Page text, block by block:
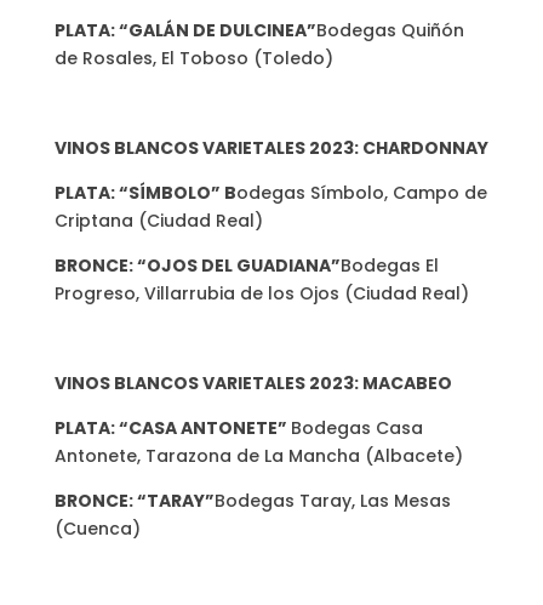
PLATA: “GALÁN DE DULCINEA”Bodegas Quiñón
de Rosales, El Toboso (Toledo)
VINOS BLANCOS VARIETALES 2023: CHARDONNAY
PLATA: “SÍMBOLO” Bodegas Símbolo, Campo de
Criptana (Ciudad Real)
BRONCE: “OJOS DEL GUADIANA”Bodegas El
Progreso, Villarrubia de los Ojos (Ciudad Real)
VINOS BLANCOS VARIETALES 2023: MACABEO
PLATA: “CASA ANTONETE” Bodegas Casa
Antonete, Tarazona de La Mancha (Albacete)
BRONCE: “TARAY”Bodegas Taray, Las Mesas
(Cuenca)